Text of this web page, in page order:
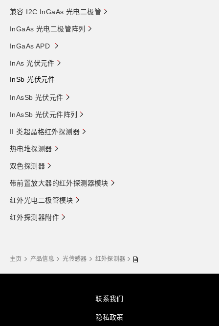
兼容 I2C InGaAs 光电二极管
InGaAs 光电二极管阵列
InGaAs APD
InAs 光伏元件
InSb 光伏元件
InAsSb 光伏元件
InAsSb 光伏元件阵列
II 类超晶格红外探测器
热电堆探测器
双色探测器
带前置放大器的红外探测器模块
红外光电二极管模块
红外探测器附件
主页 产品信息 光传感器 红外探测器
联系我们
隐私政策